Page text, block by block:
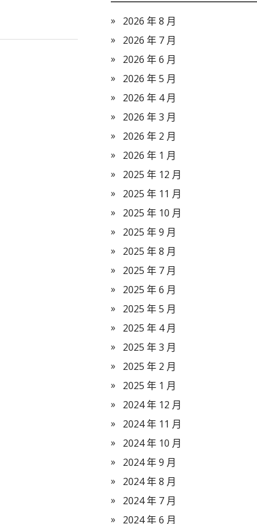
2026 年 8 月
2026 年 7 月
2026 年 6 月
2026 年 5 月
2026 年 4 月
2026 年 3 月
2026 年 2 月
2026 年 1 月
2025 年 12 月
2025 年 11 月
2025 年 10 月
2025 年 9 月
2025 年 8 月
2025 年 7 月
2025 年 6 月
2025 年 5 月
2025 年 4 月
2025 年 3 月
2025 年 2 月
2025 年 1 月
2024 年 12 月
2024 年 11 月
2024 年 10 月
2024 年 9 月
2024 年 8 月
2024 年 7 月
2024 年 6 月